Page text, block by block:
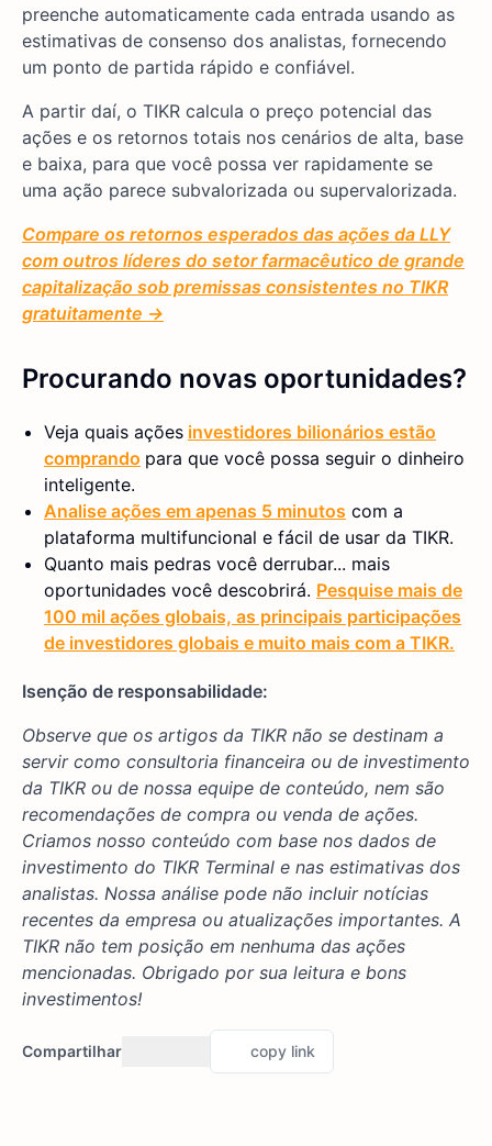
preenche automaticamente cada entrada usando as
estimativas de consenso dos analistas, fornecendo
um ponto de partida rápido e confiável.
A partir daí, o TIKR calcula o preço potencial das
ações e os retornos totais nos cenários de alta, base
e baixa, para que você possa ver rapidamente se
uma ação parece subvalorizada ou supervalorizada.
Compare os retornos esperados das ações da LLY
com outros líderes do setor farmacêutico de grande
capitalização sob premissas consistentes no TIKR
gratuitamente →
Procurando novas oportunidades?
Veja quais ações investidores bilionários estão
comprando para que você possa seguir o dinheiro
inteligente.
Analise ações em apenas 5 minutos com a
plataforma multifuncional e fácil de usar da TIKR.
Quanto mais pedras você derrubar... mais
oportunidades você descobrirá. Pesquise mais de
100 mil ações globais, as principais participações
de investidores globais e muito mais com a TIKR.
Isenção de responsabilidade:
Observe que os artigos da TIKR não se destinam a
servir como consultoria financeira ou de investimento
da TIKR ou de nossa equipe de conteúdo, nem são
recomendações de compra ou venda de ações.
Criamos nosso conteúdo com base nos dados de
investimento do TIKR Terminal e nas estimativas dos
analistas. Nossa análise pode não incluir notícias
recentes da empresa ou atualizações importantes. A
TIKR não tem posição em nenhuma das ações
mencionadas. Obrigado por sua leitura e bons
investimentos!
Compartilhar copy link